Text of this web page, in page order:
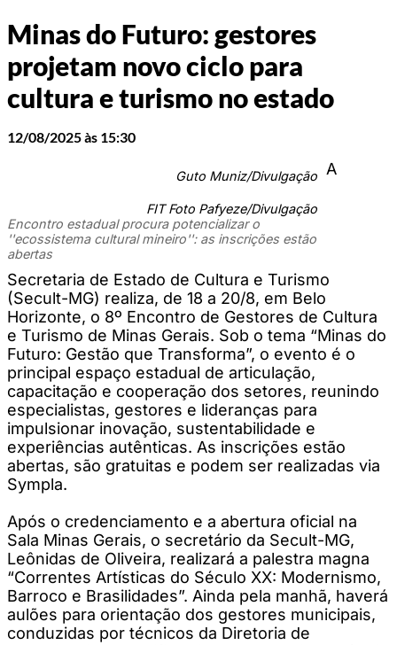
Minas do Futuro: gestores
projetam novo ciclo para
cultura e turismo no estado
12/08/2025 às 15:30
Guto Muniz/Divulgação
FIT Foto Pafyeze/Divulgação
Encontro estadual procura potencializar o
''ecossistema cultural mineiro'': as inscrições estão
abertas
A
Secretaria de Estado de Cultura e Turismo
(Secult-MG) realiza, de 18 a 20/8, em Belo
Horizonte, o 8º Encontro de Gestores de Cultura
e Turismo de Minas Gerais. Sob o tema “Minas do
Futuro: Gestão que Transforma”, o evento é o
principal espaço estadual de articulação,
capacitação e cooperação dos setores, reunindo
especialistas, gestores e lideranças para
impulsionar inovação, sustentabilidade e
experiências autênticas. As inscrições estão
abertas, são gratuitas e podem ser realizadas via
Sympla.
Após o credenciamento e a abertura oficial na
Sala Minas Gerais, o secretário da Secult-MG,
Leônidas de Oliveira, realizará a palestra magna
“Correntes Artísticas do Século XX: Modernismo,
Barroco e Brasilidades”. Ainda pela manhã, haverá
aulões para orientação dos gestores municipais,
conduzidas por técnicos da Diretoria de